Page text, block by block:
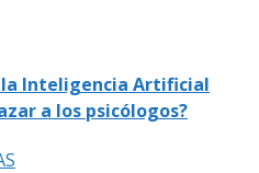
la Inteligencia Artificial
a los psicólogos?